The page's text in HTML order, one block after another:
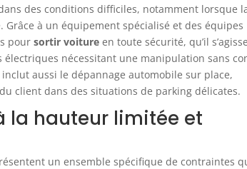
des conditions difficiles, notamment lorsque
à un équipement spécialisé et des équipes
poursortir voiture en toute sécurité, qu’il
nécessitant une manipulation sans
aussi le dépannage automobile sur place,
client dans des situations de parking délicates.
la hauteur limitée et
un ensemble spécifique de contraintes